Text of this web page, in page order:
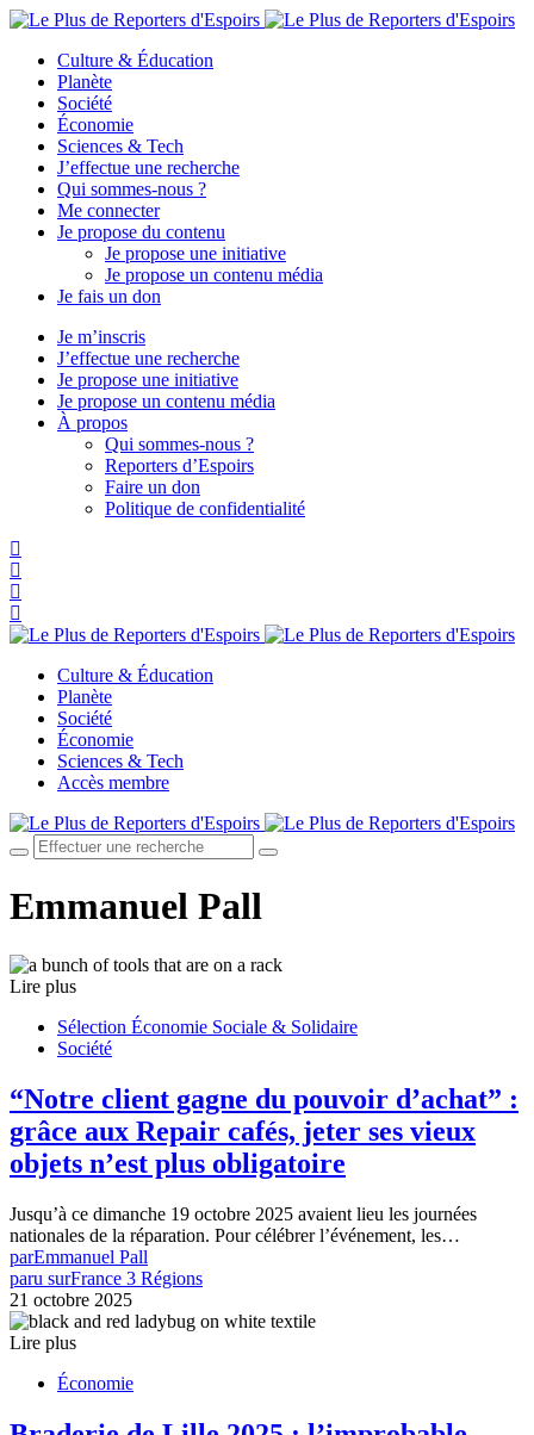
Culture & Éducation
Planète
Société
Économie
Sciences & Tech
J’effectue une recherche
Qui sommes-nous ?
Me connecter
Je propose du contenu
Je propose une initiative
Je propose un contenu média
Je fais un don
Je m’inscris
J’effectue une recherche
Je propose une initiative
Je propose un contenu média
À propos
Qui sommes-nous ?
Reporters d’Espoirs
Faire un don
Politique de confidentialité
Culture & Éducation
Planète
Société
Économie
Sciences & Tech
Accès membre
Emmanuel Pall
Lire plus
Sélection Économie Sociale & Solidaire
Société
“Notre client gagne du pouvoir d’achat” :
grâce aux Repair cafés, jeter ses vieux
objets n’est plus obligatoire
Jusqu’à ce dimanche 19 octobre 2025 avaient lieu les journées
nationales de la réparation. Pour célébrer l’événement, les…
parEmmanuel Pall
paru surFrance 3 Régions
21 octobre 2025
Lire plus
Économie